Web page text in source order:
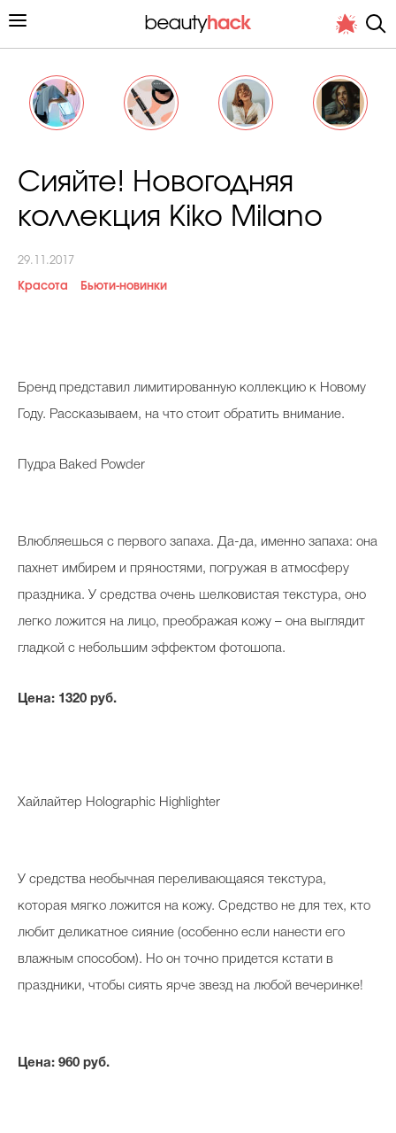
Личный опыт
Косметичка профи
Бьютихакер / Мама-хакер
Выбор визажистов
Интервью со звездой
Сияйте! Новогодняя
коллекция Kiko Milano
29.11.2017
Красота Бьюти-новинки
Бренд представил лимитированную коллекцию к Новому
Году. Рассказываем, на что стоит обратить внимание.
Пудра Baked Powder
Влюбляешься с первого запаха. Да-да, именно запаха: она
пахнет имбирем и пряностями, погружая в атмосферу
праздника. У средства очень шелковистая текстура, оно
легко ложится на лицо, преображая кожу – она выглядит
гладкой с небольшим эффектом фотошопа.
Цена: 1320 руб.
Хайлайтер Holographic Highlighter
У средства необычная переливающаяся текстура,
которая мягко ложится на кожу. Средство не для тех, кто
любит деликатное сияние (особенно если нанести его
влажным способом). Но он точно придется кстати в
праздники, чтобы сиять ярче звезд на любой вечеринке!
Цена: 960 руб.